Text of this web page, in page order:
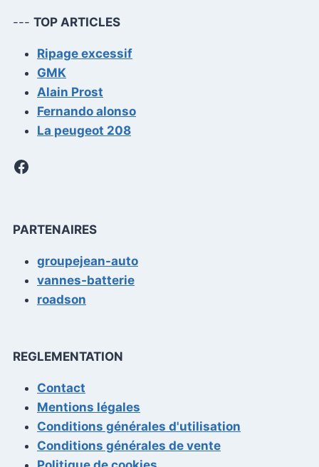
BORD
DES
REVUELTO
URUS
SE
--- TOP ARTICLES
Ripage excessif
GMK
Alain Prost
Fernando alonso
La peugeot 208
Facebook
PARTENAIRES
groupejean-auto
vannes-batterie
roadson
REGLEMENTATION
Contact
Mentions légales
Conditions générales d'utilisation
Conditions générales de vente